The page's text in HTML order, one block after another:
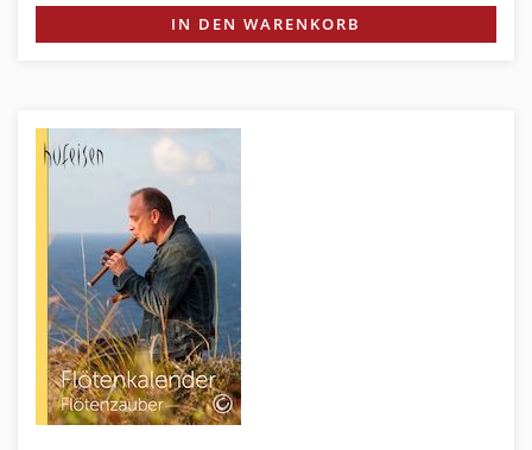
IN DEN WARENKORB